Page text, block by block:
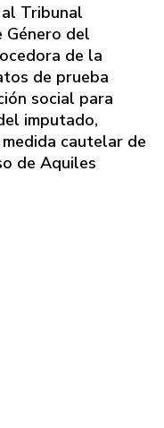
Tribunal
Género del
de la
de prueba
social para
imputado,
cautelar de
de Aquiles